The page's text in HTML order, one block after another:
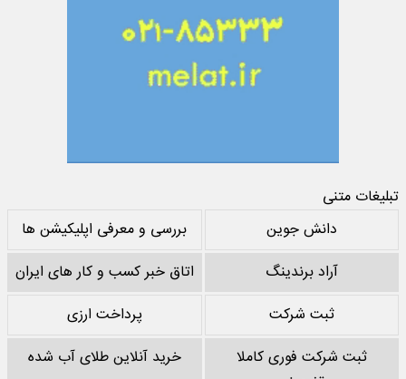
تبلیغات متنی
دانش جوین
بررسی و معرفی اپلیکیشن ها
آراد برندینگ
اتاق خبر کسب و کار های ایران
ثبت شرکت
پرداخت ارزی
ثبت شرکت فوری کاملا
خرید آنلاین طلای آب شده